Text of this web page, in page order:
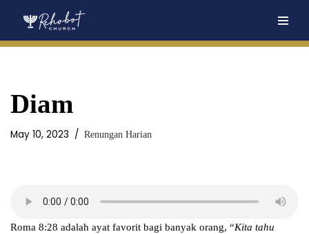
Diam
May 10, 2023 Renungan Harian
Roma 8:28 adalah ayat favorit bagi banyak orang, “Kita tahu